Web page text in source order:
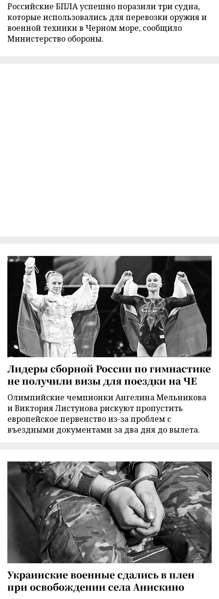
Российские БПЛА успешно поразили три судна,
которые использовались для перевозки оружия и
военной техники в Черном море, сообщило
Министерство обороны.
Лидеры сборной России по гимнастике
не получили визы для поездки на ЧЕ
Олимпийские чемпионки Ангелина Мельникова
и Виктория Листунова рискуют пропустить
европейское первенство из-за проблем с
въездными документами за два дня до вылета.
Украинские военные сдались в плен
при освобождении села Анискино